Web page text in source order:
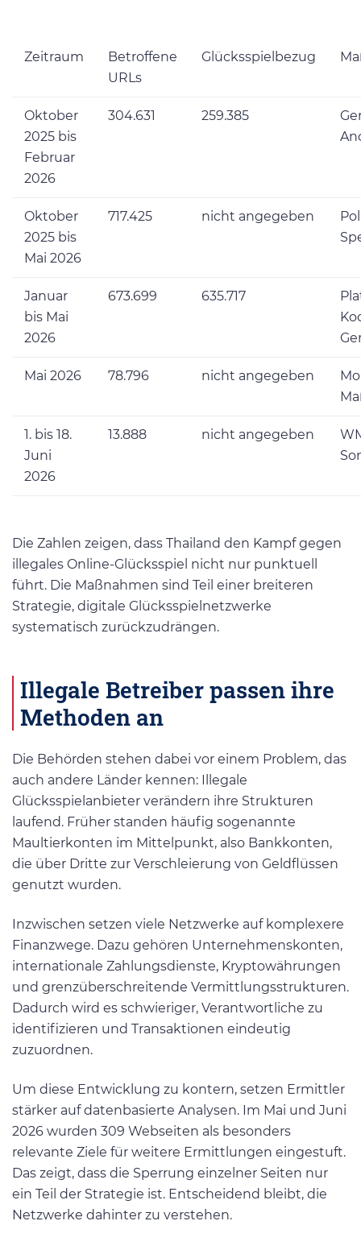
Zeitraum
Betroffene
URLs
Glücksspielbezug
Oktober
2025 bis
Februar
2026
304.631 259.385
Oktober
2025 bis
Mai 2026
717.425 nicht angegeben
Januar
bis Mai
2026
673.699 635.717
Mai 2026 78.796 nicht angegeben
1. bis 18.
Juni
2026
13.888 nicht angegeben
Die Zahlen zeigen, dass Thailand den Kampf gegen
illegales Online-Glücksspiel nicht nur punktuell
führt. Die Maßnahmen sind Teil einer breiteren
Strategie, digitale Glücksspielnetzwerke
systematisch zurückzudrängen.
Illegale Betreiber passen ihre
Methoden an
Die Behörden stehen dabei vor einem Problem, das
auch andere Länder kennen: Illegale
Glücksspielanbieter verändern ihre Strukturen
laufend. Früher standen häufig sogenannte
Maultierkonten im Mittelpunkt, also Bankkonten,
die über Dritte zur Verschleierung von Geldflüssen
genutzt wurden.
Inzwischen setzen viele Netzwerke auf komplexere
Finanzwege. Dazu gehören Unternehmenskonten,
internationale Zahlungsdienste, Kryptowährungen
und grenzüberschreitende Vermittlungsstrukturen.
Dadurch wird es schwieriger, Verantwortliche zu
identifizieren und Transaktionen eindeutig
zuzuordnen.
Um diese Entwicklung zu kontern, setzen Ermittler
stärker auf datenbasierte Analysen. Im Mai und Juni
2026 wurden 309 Webseiten als besonders
relevante Ziele für weitere Ermittlungen eingestuft.
Das zeigt, dass die Sperrung einzelner Seiten nur
ein Teil der Strategie ist. Entscheidend bleibt, die
Netzwerke dahinter zu verstehen.